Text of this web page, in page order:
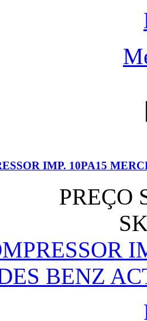
IMP. 10PA15
PREÇO